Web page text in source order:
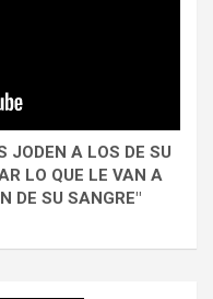
JODEN A LOS DE SU
LO QUE LE VAN A
DE SU SANGRE"